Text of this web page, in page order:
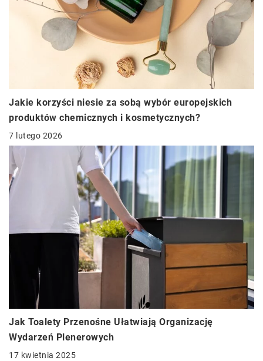
Jakie korzyści niesie za sobą wybór europejskich
produktów chemicznych i kosmetycznych?
7 lutego 2026
Jak Toalety Przenośne Ułatwiają Organizację
Wydarzeń Plenerowych
17 kwietnia 2025